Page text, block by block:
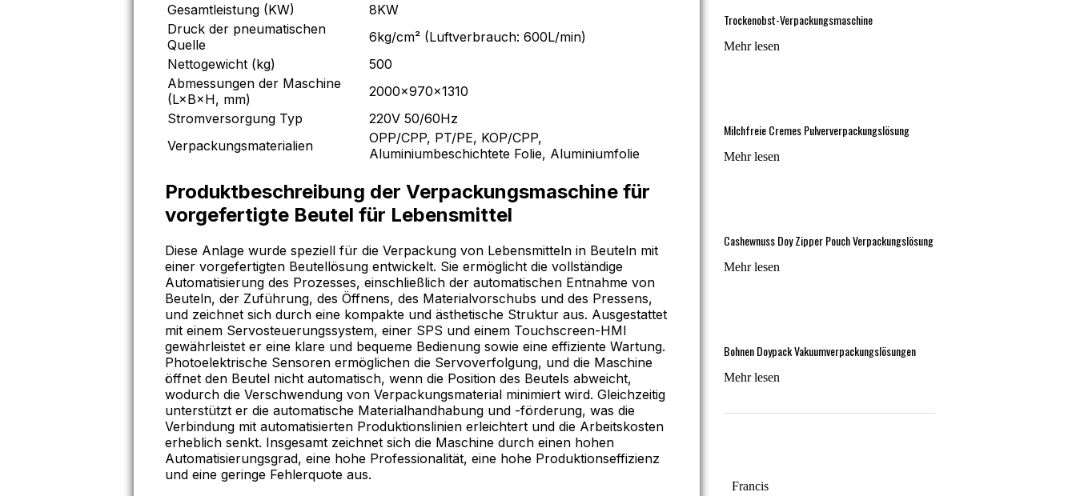
Gesamtleistung (KW)
8KW
Druck der pneumatischen
Quelle
6kg/cm² (Luftverbrauch: 600L/min)
Nettogewicht (kg)
500
Abmessungen der Maschine
(L×B×H, mm)
2000×970×1310
Stromversorgung Typ
220V 50/60Hz
Verpackungsmaterialien
OPP/CPP, PT/PE, KOP/CPP,
Aluminiumbeschichtete Folie, Aluminiumfolie
Produktbeschreibung der Verpackungsmaschine für
vorgefertigte Beutel für Lebensmittel
Diese Anlage wurde speziell für die Verpackung von Lebensmitteln in Beuteln mit
einer vorgefertigten Beutellösung entwickelt. Sie ermöglicht die vollständige
Automatisierung des Prozesses, einschließlich der automatischen Entnahme von
Beuteln, der Zuführung, des Öffnens, des Materialvorschubs und des Pressens,
und zeichnet sich durch eine kompakte und ästhetische Struktur aus. Ausgestattet
mit einem Servosteuerungssystem, einer SPS und einem Touchscreen-HMI
gewährleistet er eine klare und bequeme Bedienung sowie eine effiziente Wartung.
Photoelektrische Sensoren ermöglichen die Servoverfolgung, und die Maschine
öffnet den Beutel nicht automatisch, wenn die Position des Beutels abweicht,
wodurch die Verschwendung von Verpackungsmaterial minimiert wird. Gleichzeitig
unterstützt er die automatische Materialhandhabung und -förderung, was die
Verbindung mit automatisierten Produktionslinien erleichtert und die Arbeitskosten
erheblich senkt. Insgesamt zeichnet sich die Maschine durch einen hohen
Automatisierungsgrad, eine hohe Professionalität, eine hohe Produktionseffizienz
und eine geringe Fehlerquote aus.
Trockenobst-Verpackungsmaschine
Mehr lesen
Milchfreie Cremes Pulververpackungslösung
Mehr lesen
Cashewnuss Doy Zipper Pouch Verpackungslösung
Mehr lesen
Bohnen Doypack Vakuumverpackungslösungen
Mehr lesen
Francis